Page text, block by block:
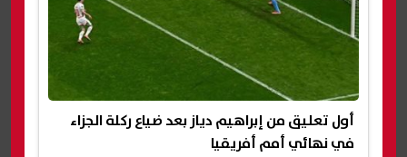
أول تعليق من إبراهيم دياز بعد ضياع ركلة الجزاء
في نهائي أمم أفريقيا